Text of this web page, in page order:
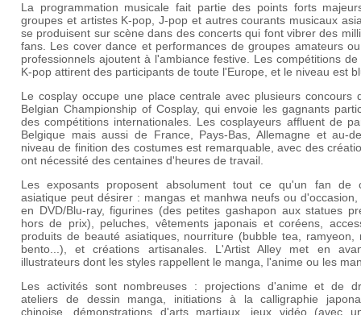
La programmation musicale fait partie des points forts
groupes et artistes K-pop, J-pop et autres courants musicaux
se produisent sur scène dans des concerts qui font vibrer des
fans. Les cover dance et performances de groupes amateurs
professionnels ajoutent à l'ambiance festive. Les compétitions de
K-pop attirent des participants de toute l'Europe, et le niveau est
Le cosplay occupe une place centrale avec plusieurs concours
Belgian Championship of Cosplay, qui envoie les gagnants
des compétitions internationales. Les cosplayeurs affluent de
Belgique mais aussi de France, Pays-Bas, Allemagne et au-
niveau de finition des costumes est remarquable, avec des
ont nécessité des centaines d'heures de travail.
Les exposants proposent absolument tout ce qu'un fan de
asiatique peut désirer : mangas et manhwa neufs ou d'occasion,
en DVD/Blu-ray, figurines (des petites gashapon aux statues
hors de prix), peluches, vêtements japonais et coréens,
produits de beauté asiatiques, nourriture (bubble tea, ramyeon,
bento...), et créations artisanales. L'Artist Alley met en
illustrateurs dont les styles rappellent le manga, l'anime ou les
Les activités sont nombreuses : projections d'anime et de
ateliers de dessin manga, initiations à la calligraphie
chinoise, démonstrations d'arts martiaux, jeux vidéo (avec